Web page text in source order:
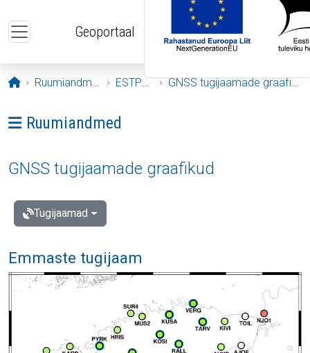
Geoportaal
Avaleht
Ruumiandmed ESTPOS GNSS tugijaamade graafikud
Ava menüü: Ruumiandmed
Ruumiandmed
GNSS tugijaamade graafikud
Tugijaamad
Emmaste tugijaam